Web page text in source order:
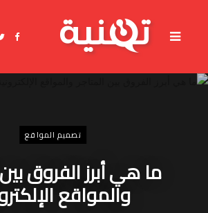
و
تصميم المواقع
ما هي أبرز الفروق
والمواقع